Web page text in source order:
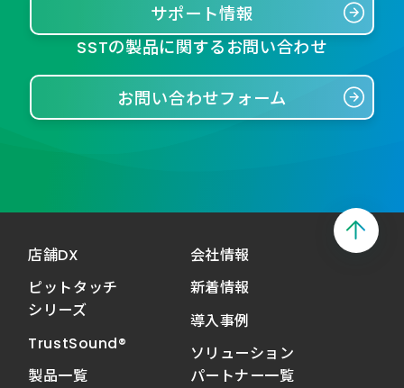
サポート情報
SSTの製品に関するお問い合わせ
お問い合わせフォーム
店舗DX
ピットタッチ
シリーズ
TrustSound®
製品一覧
会社情報
新着情報
導入事例
ソリューション
パートナー一覧